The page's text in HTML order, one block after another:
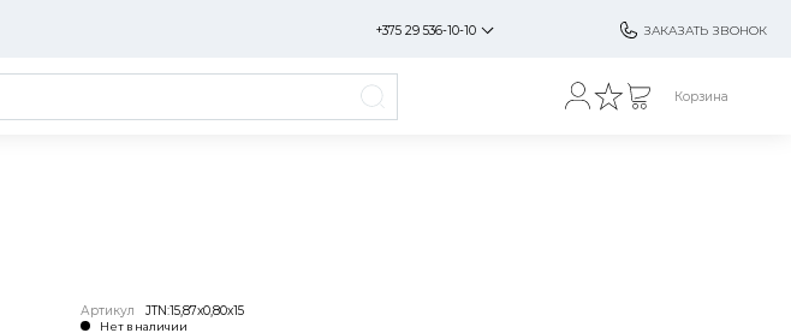
+375 29 536-10-10 ЗАКАЗАТЬ ЗВОНОК
Корзина
Артикул JTN:15,87x0,80x15
Нет в наличии